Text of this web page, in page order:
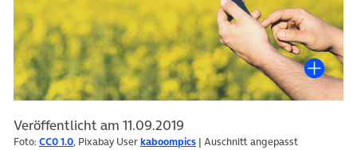
Veröffentlicht am 11.09.2019
Foto: CC0 1.0, Pixabay Userkaboompics | Auschnitt angepasst